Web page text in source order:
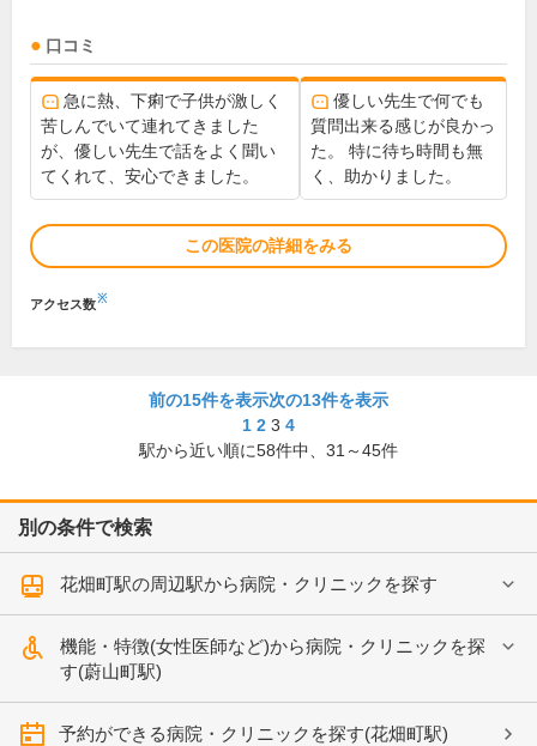
口コミ
急に熱、下痢で子供が激しく
苦しんでいて連れてきました
が、優しい先生で話をよく聞い
てくれて、安心できました。
優しい先生で何でも
質問出来る感じが良かっ
た。 特に待ち時間も無
く、助かりました。
この医院の詳細をみる
アクセス数※
前の15件を表示次の13件を表示
1 2 3 4
駅から近い順に58件中、 31～45件
別の条件で検索
花畑町駅の周辺駅から病院・クリニックを探す
機能・特徴(女性医師など)から病院・クリニックを探
す(蔚山町駅)
予約ができる病院・クリニックを探す(花畑町駅)